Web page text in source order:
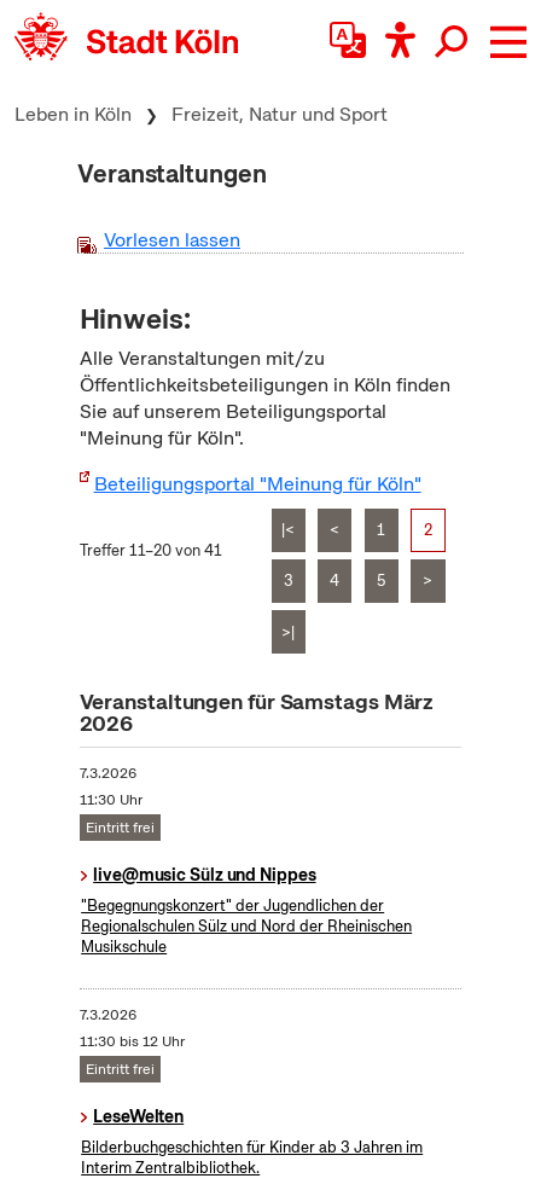
zum Inhalt springen
Leben in Köln Freizeit, Natur und Sport
Veranstaltungen
Vorlesen lassen
Hinweis:
Alle Veranstaltungen mit/zu
Öffentlichkeitsbeteiligungen in Köln finden
Sie auf unserem Beteiligungsportal
"Meinung für Köln".
Beteiligungsportal "Meinung für Köln"
Treffer 11–20 von 41
|< < 1 2
3 4 5 >
>|
Veranstaltungen für Samstags März
2026
7.3.2026
11:30 Uhr
Eintritt frei
live@music Sülz und Nippes
"Begegnungskonzert" der Jugendlichen der
Regionalschulen Sülz und Nord der Rheinischen
Musikschule
7.3.2026
11:30 bis 12 Uhr
Eintritt frei
LeseWelten
Bilderbuchgeschichten für Kinder ab 3 Jahren im
Interim Zentralbibliothek.